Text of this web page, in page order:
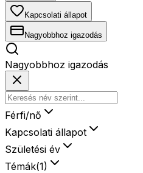
Kapcsolati állapot
Nagyobbhoz igazodás
Nagyobbhoz igazodás
Férfi/nő
Kapcsolati állapot
Születési év
Témák(1)